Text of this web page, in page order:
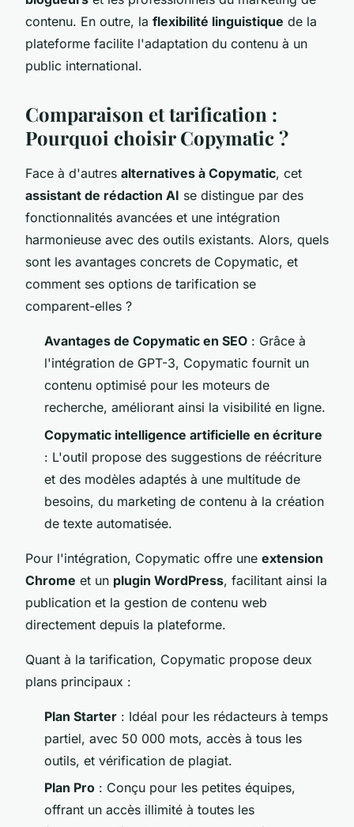
contenu. En outre, la flexibilité linguistique de la
plateforme facilite l'adaptation du contenu à un
public international.
Comparaison et tarification :
Pourquoi choisir Copymatic ?
Face à d'autres alternatives à Copymatic, cet
assistant de rédaction AI se distingue par des
fonctionnalités avancées et une intégration
harmonieuse avec des outils existants. Alors, quels
sont les avantages concrets de Copymatic, et
comment ses options de tarification se
comparent-elles ?
Avantages de Copymatic en SEO : Grâce à
l'intégration de GPT-3, Copymatic fournit un
contenu optimisé pour les moteurs de
recherche, améliorant ainsi la visibilité en ligne.
Copymatic intelligence artificielle en écriture
: L'outil propose des suggestions de réécriture
et des modèles adaptés à une multitude de
besoins, du marketing de contenu à la création
de texte automatisée.
Pour l'intégration, Copymatic offre une extension
Chrome et un plugin WordPress, facilitant ainsi la
publication et la gestion de contenu web
directement depuis la plateforme.
Quant à la tarification, Copymatic propose deux
plans principaux :
Plan Starter : Idéal pour les rédacteurs à temps
partiel, avec 50 000 mots, accès à tous les
outils, et vérification de plagiat.
Plan Pro : Conçu pour les petites équipes,
offrant un accès illimité à toutes les